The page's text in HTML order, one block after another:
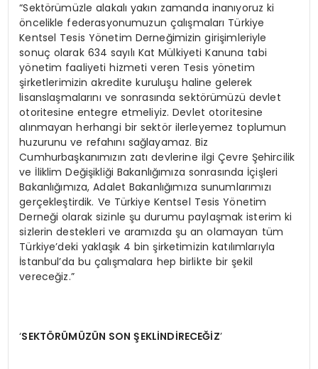
“Sektörümüzle alakalı yakın zamanda inanıyoruz ki
öncelikle federasyonumuzun çalışmaları Türkiye
Kentsel Tesis Yönetim Derneğimizin girişimleriyle
sonuç olarak 634 sayılı Kat Mülkiyeti Kanuna tabi
yönetim faaliyeti hizmeti veren Tesis yönetim
şirketlerimizin akredite kuruluşu haline gelerek
lisanslaşmalarını ve sonrasında sektörümüzü devlet
otoritesine entegre etmeliyiz. Devlet otoritesine
alınmayan herhangi bir sektör ilerleyemez toplumun
huzurunu ve refahını sağlayamaz. Biz
Cumhurbaşkanımızın zatı devlerine ilgi Çevre Şehircilik
ve İliklim Değişikliği Bakanlığımıza sonrasında İçişleri
Bakanlığımıza, Adalet Bakanlığımıza sunumlarımızı
gerçekleştirdik. Ve Türkiye Kentsel Tesis Yönetim
Derneği olarak sizinle şu durumu paylaşmak isterim ki
sizlerin destekleri ve aramızda şu an olamayan tüm
Türkiye’deki yaklaşık 4 bin şirketimizin katılımlarıyla
İstanbul’da bu çalışmalara hep birlikte bir şekil
vereceğiz.”
‘SEKTÖRÜMÜZÜN SONŞEKLİNDİRECEĞİZ’